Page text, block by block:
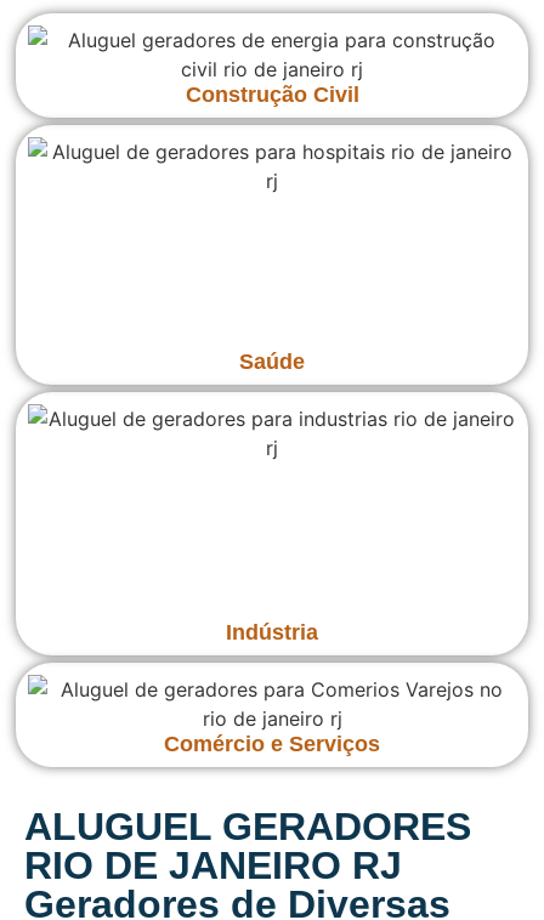
Construção Civil
Saúde
Indústria
Comércio e Serviços
ALUGUEL GERADORES
RIO DE JANEIRO RJ
Geradores de Diversas